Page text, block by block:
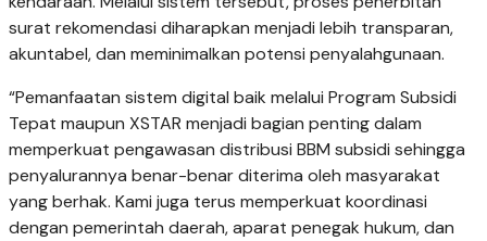
surat rekomendasi diharapkan menjadi lebih transparan,
akuntabel, dan meminimalkan potensi penyalahgunaan.
“Pemanfaatan sistem digital baik melalui Program Subsidi
Tepat maupun XSTAR menjadi bagian penting dalam
memperkuat pengawasan distribusi BBM subsidi sehingga
penyalurannya benar-benar diterima oleh masyarakat
yang berhak. Kami juga terus memperkuat koordinasi
dengan pemerintah daerah, aparat penegak hukum, dan